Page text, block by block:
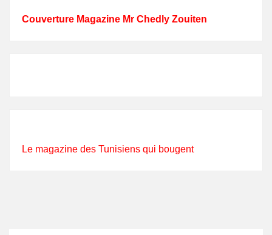
Couverture Magazine Mr Chedly Zouiten
Le magazine des Tunisiens qui bougent